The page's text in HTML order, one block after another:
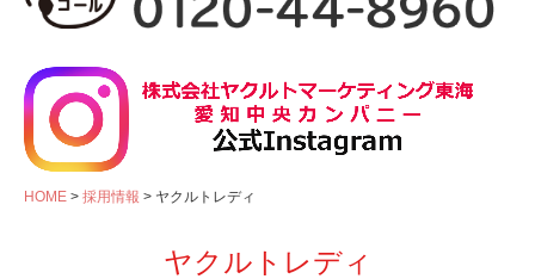
Yakult Beautiens
サンプルプレゼント
ヤクルト届けてネット
4週間お試しキャンペーン2
HOME 採用情報 ヤクルトレディ
ヤクルトレディ